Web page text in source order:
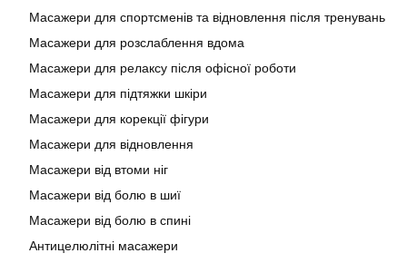
Масажери для спортсменів та відновлення після тренувань
Масажери для розслаблення вдома
Масажери для релаксу після офісної роботи
Масажери для підтяжки шкіри
Масажери для корекції фігури
Масажери для відновлення
Масажери від втоми ніг
Масажери від болю в шиї
Масажери від болю в спині
Антицелюлітні масажери